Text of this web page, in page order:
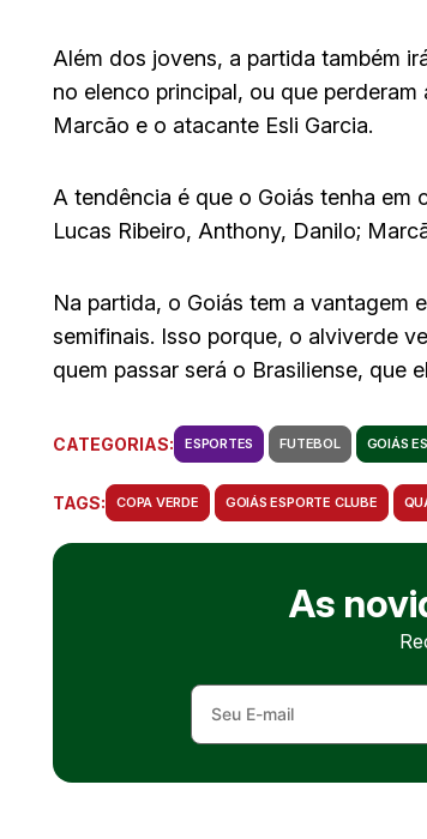
Além dos jovens, a partida também
no elenco principal, ou que
Marcão e o atacante Esli Garcia.
A tendência é que o Goiás tenha em
Lucas Ribeiro, Anthony, Danilo;
Na partida, o Goiás tem a vantagem
semifinais. Isso porque, o alviverde
quem passar será o Brasiliense, que
CATEGORIAS: ESPORTES FUTEBOL GOIÁS
TAGS: COPA VERDE GOIÁS ESPORTE CLUBE
As